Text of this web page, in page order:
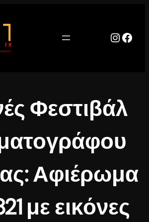
Φεστιβάλ
Αφιέρωμα
με εικόνες